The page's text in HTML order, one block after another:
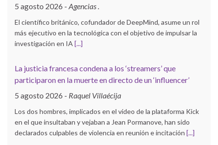
5 agosto 2026 - Agencias .
El científico británico, cofundador de DeepMind, asume un rol
más ejecutivo en la tecnológica con el objetivo de impulsar la
investigación en IA [...]
La justicia francesa condena a los ‘streamers’ que
participaron en la muerte en directo de un ‘influencer’
5 agosto 2026 - Raquel Villaécija
Los dos hombres, implicados en el vídeo de la plataforma Kick
en el que insultaban y vejaban a Jean Pormanove, han sido
declarados culpables de violencia en reunión e incitación [...]